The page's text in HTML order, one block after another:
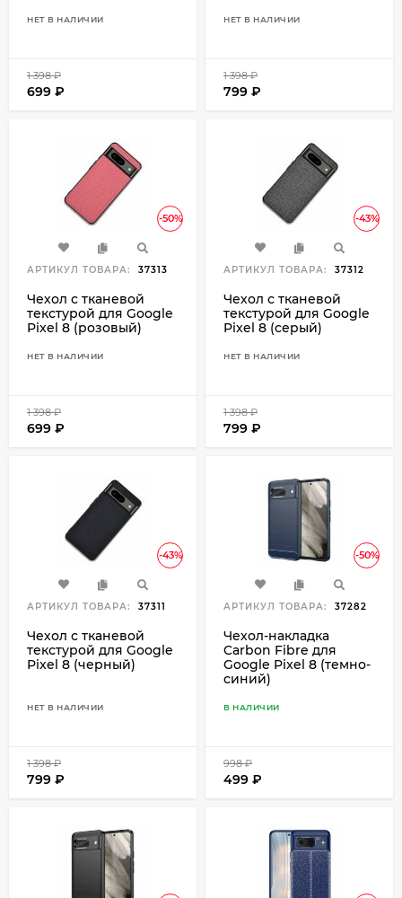
НЕТ В НАЛИЧИИ
1 398₽
699 ₽
НЕТ В НАЛИЧИИ
1 398₽
799 ₽
-50%
АРТИКУЛ ТОВАРА: 37313
Чехол с тканевой
текстурой для Google
Pixel 8 (розовый)
НЕТ В НАЛИЧИИ
1 398₽
699 ₽
-43%
АРТИКУЛ ТОВАРА: 37312
Чехол с тканевой
текстурой для Google
Pixel 8 (серый)
НЕТ В НАЛИЧИИ
1 398₽
799 ₽
-43%
АРТИКУЛ ТОВАРА: 37311
Чехол с тканевой
текстурой для Google
Pixel 8 (черный)
НЕТ В НАЛИЧИИ
1 398₽
799 ₽
-50%
АРТИКУЛ ТОВАРА: 37282
Чехол-накладка
Carbon Fibre для
Google Pixel 8 (темно-
синий)
В НАЛИЧИИ
998₽
499 ₽